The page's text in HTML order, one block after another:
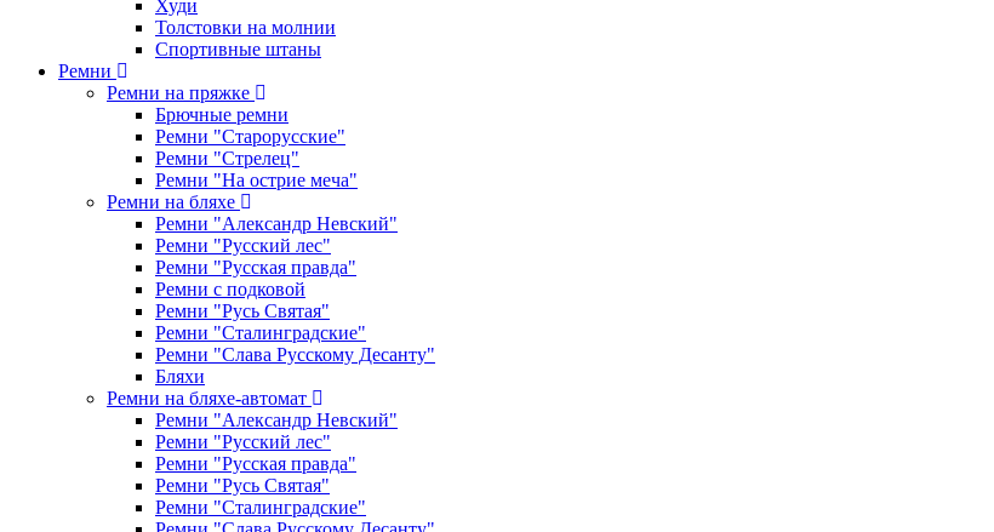
Худи
Толстовки на молнии
Спортивные штаны
Ремни
Ремни на пряжке
Брючные ремни
Ремни "Старорусские"
Ремни "Стрелец"
Ремни "На острие меча"
Ремни на бляхе
Ремни "Александр Невский"
Ремни "Русский лес"
Ремни "Русская правда"
Ремни с подковой
Ремни "Русь Святая"
Ремни "Сталинградские"
Ремни "Слава Русскому Десанту"
Бляхи
Ремни на бляхе-автомат
Ремни "Александр Невский"
Ремни "Русский лес"
Ремни "Русская правда"
Ремни "Русь Святая"
Ремни "Сталинградские"